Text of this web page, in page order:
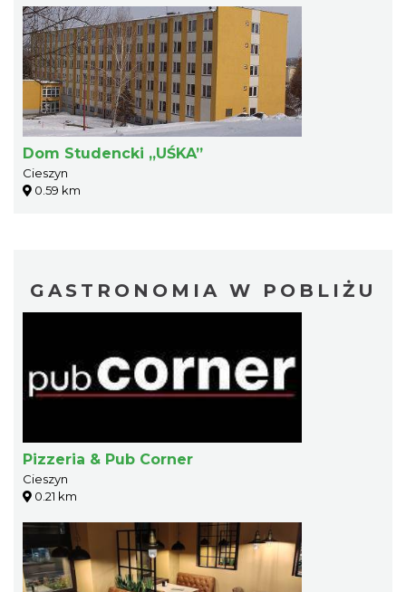
Dom Studencki „UŚKA”
Cieszyn
0.59 km
GASTRONOMIA W POBLIŻU
Pizzeria & Pub Corner
Cieszyn
0.21 km